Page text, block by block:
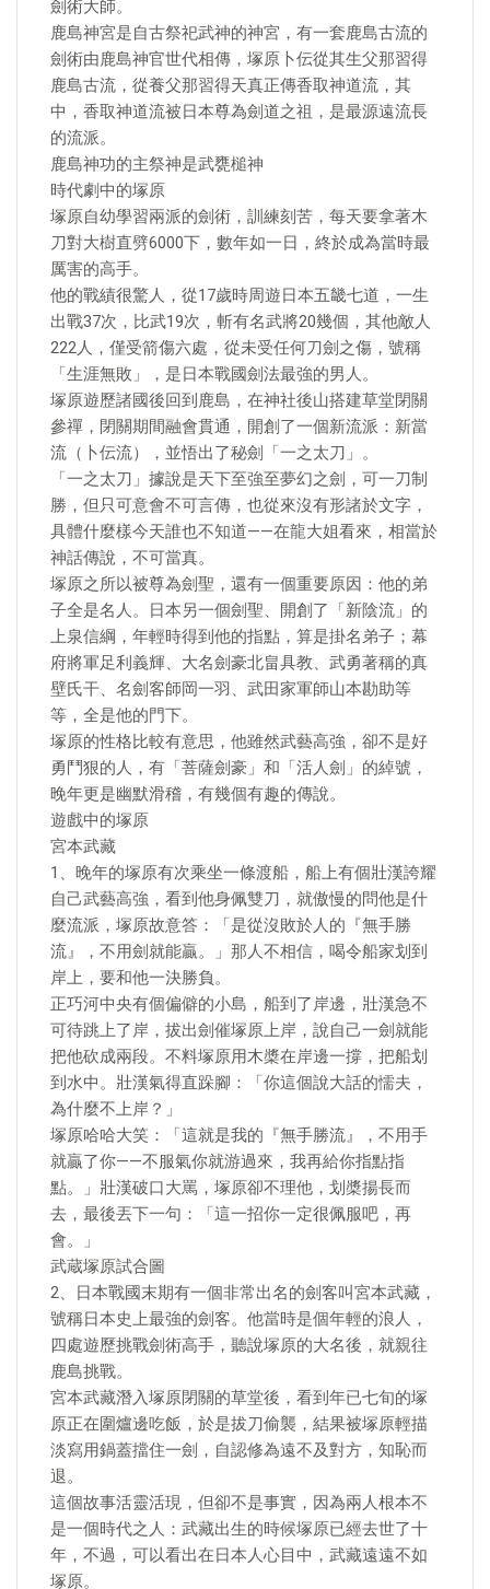
劍術大師。
鹿島神宮是自古祭祀武神的神宮，有一套鹿島古流的
劍術由鹿島神官世代相傳，塚原卜伝從其生父那習得
鹿島古流，從養父那習得天真正傳香取神道流，其
中，香取神道流被日本尊為劍道之祖，是最源遠流長
的流派。
鹿島神功的主祭神是武甕槌神
時代劇中的塚原
塚原自幼學習兩派的劍術，訓練刻苦，每天要拿著木
刀對大樹直劈6000下，數年如一日，終於成為當時最
厲害的高手。
他的戰績很驚人，從17歲時周遊日本五畿七道，一生
出戰37次，比武19次，斬有名武將20幾個，其他敵人
222人，僅受箭傷六處，從未受任何刀劍之傷，號稱
「生涯無敗」，是日本戰國劍法最強的男人。
塚原遊歷諸國後回到鹿島，在神社後山搭建草堂閉關
參禪，閉關期間融會貫通，開創了一個新流派：新當
流（卜伝流），並悟出了秘劍「一之太刀」。
「一之太刀」據說是天下至強至夢幻之劍，可一刀制
勝，但只可意會不可言傳，也從來沒有形諸於文字，
具體什麼樣今天誰也不知道——在龍大姐看來，相當於
神話傳說，不可當真。
塚原之所以被尊為劍聖，還有一個重要原因：他的弟
子全是名人。日本另一個劍聖、開創了「新陰流」的
上泉信綱，年輕時得到他的指點，算是掛名弟子；幕
府將軍足利義輝、大名劍豪北畠具教、武勇著稱的真
壁氏干、名劍客師岡一羽、武田家軍師山本勘助等
等，全是他的門下。
塚原的性格比較有意思，他雖然武藝高強，卻不是好
勇鬥狠的人，有「菩薩劍豪」和「活人劍」的綽號，
晚年更是幽默滑稽，有幾個有趣的傳說。
遊戲中的塚原
宮本武藏
1、晚年的塚原有次乘坐一條渡船，船上有個壯漢誇耀
自己武藝高強，看到他身佩雙刀，就傲慢的問他是什
麼流派，塚原故意答：「是從沒敗於人的『無手勝
流』，不用劍就能贏。」那人不相信，喝令船家划到
岸上，要和他一決勝負。
正巧河中央有個偏僻的小島，船到了岸邊，壯漢急不
可待跳上了岸，拔出劍催塚原上岸，說自己一劍就能
把他砍成兩段。不料塚原用木槳在岸邊一撐，把船划
到水中。壯漢氣得直跺腳：「你這個說大話的懦夫，
為什麼不上岸？」
塚原哈哈大笑：「這就是我的『無手勝流』，不用手
就贏了你——不服氣你就游過來，我再給你指點指
點。」壯漢破口大罵，塚原卻不理他，划槳揚長而
去，最後丟下一句：「這一招你一定很佩服吧，再
會。」
武蔵塚原試合圖
2、日本戰國末期有一個非常出名的劍客叫宮本武藏，
號稱日本史上最強的劍客。他當時是個年輕的浪人，
四處遊歷挑戰劍術高手，聽說塚原的大名後，就親往
鹿島挑戰。
宮本武藏潛入塚原閉關的草堂後，看到年已七旬的塚
原正在圍爐邊吃飯，於是拔刀偷襲，結果被塚原輕描
淡寫用鍋蓋擋住一劍，自認修為遠不及對方，知恥而
退。
這個故事活靈活現，但卻不是事實，因為兩人根本不
是一個時代之人：武藏出生的時候塚原已經去世了十
年，不過，可以看出在日本人心目中，武藏遠遠不如
塚原。